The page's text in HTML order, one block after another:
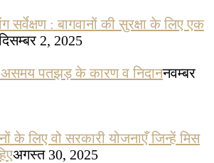
सर्वेक्षण : बागवानों की सुरक्षा के लिए एक
2, 2025
पतझड़ के कारण व निदाननवम्बर
के लिए वो सरकारी योजनाएँ जिन्हें मिस
अगस्त 30, 2025